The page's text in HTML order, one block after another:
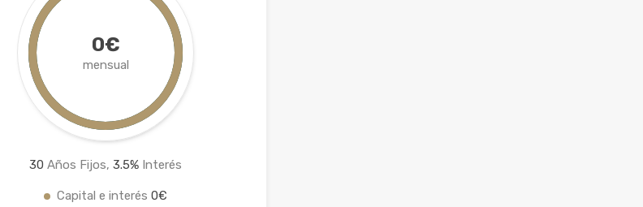
0€
mensual
30 Años Fijos,3.5% Interés
Capital e interés0€